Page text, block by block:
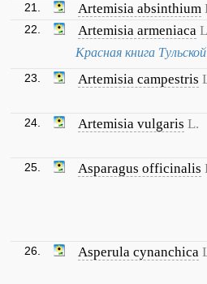
21. Artemisia absinthium
22. Artemisia armeniaca
Красная книга
23. Artemisia campestris
24. Artemisia vulgaris L.
25. Asparagus officinalis
26. Asperula cynanchica